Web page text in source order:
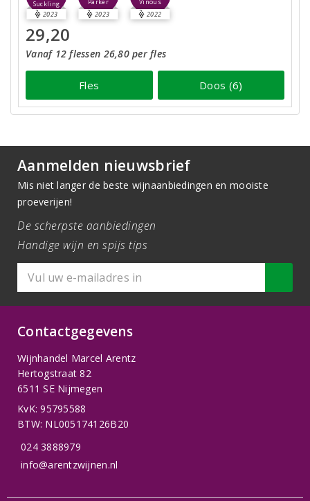
Suckling
2023
Parker
2023
Vinous
2022
29,20
Vanaf 12 flessen 26,80 per fles
Fles Doos (6)
Aanmelden nieuwsbrief
Mis niet langer de beste wijnaanbiedingen en mooiste
proeverijen!
De scherpste aanbiedingen
Handige wijn en spijs tips
Contactgegevens
Wijnhandel Marcel Arentz
Hertogstraat 82
6511 SE Nijmegen
KvK: 95795588
BTW: NL005174126B20
024 3888979
info@arentzwijnen.nl